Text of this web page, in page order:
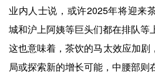
业内人士说，或许2025年将迎来
城和沪上阿姨等巨头们都在排队等
这也意味着，茶饮的马太效应加剧
局或探索新的增长可能，中腰部则